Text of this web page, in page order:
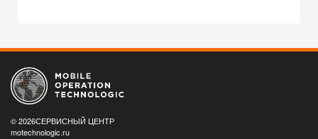
© 2026СЕРВИСНЫЙ ЦЕНТР
motechnologic.ru